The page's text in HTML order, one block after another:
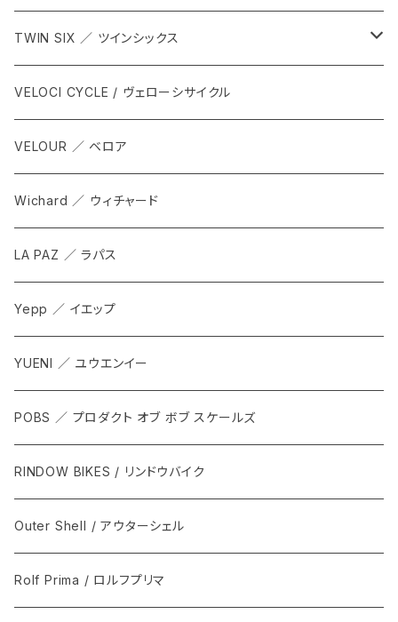
TWIN SIX ／ ツインシックス
ALL
Tops
Bottoms
Accesorries
VELOCI CYCLE / ヴェローシサイクル
VELOUR ／ ベロア
Wichard ／ ウィチャード
LA PAZ ／ ラパス
Yepp ／ イエップ
YUENI ／ ユウエンイー
POBS ／ プロダクト オブ ボブ スケールズ
RINDOW BIKES / リンドウバイク
Outer Shell / アウターシェル
Rolf Prima / ロルフプリマ